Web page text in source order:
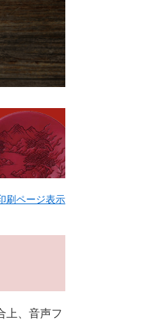
刷ページ表示
上、音声フ